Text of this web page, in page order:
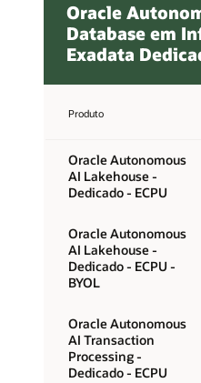
Oracle
Database em
Exadata
Produto
Oracle Autonomous
AI Lakehouse -
Dedicado - ECPU
Oracle Autonomous
AI Lakehouse -
Dedicado - ECPU -
BYOL
Oracle Autonomous
AI Transaction
Processing -
Dedicado - ECPU